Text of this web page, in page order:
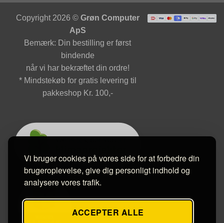
Vi bruger cookies på vores side for at forbedre din
brugeroplevelse, give dig personligt indhold og
analysere vores trafik.
ACCEPTER ALLE
Copyright 2026 © Grøn Computer
ApS
Bemærk: Din bestilling er først
bindende
når vi har bekræftet din ordre!
* Mindstekøb for gratis levering til
pakkeshop Kr. 100,-